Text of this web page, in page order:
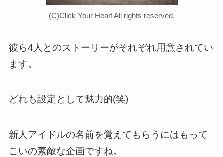
(C)Click Your Heart All rights reserved.
彼ら4人とのストーリーがそれぞれ用意されてい
ます。
どれも設定として魅力的(笑)
新人アイドルの名前を覚えてもらうにはもって
こいの素敵な企画ですね。